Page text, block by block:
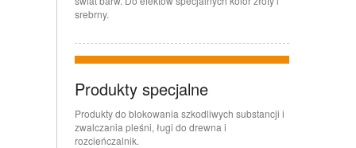
srebrny.
Produkty specjalne
Produkty do blokowania szkodliwych substancji i
zwalczania pleśni, ługi do drewna i
rozcieńczalnik.